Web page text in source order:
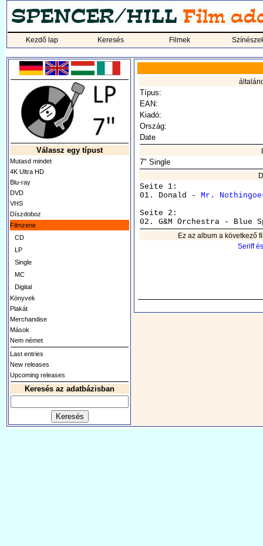
Kezdő lap Keresés Filmek
Válassz egy típust
Mutasd mindet
4K Ultra HD
Blu-ray
DVD
VHS
Díszdoboz
Filmzene
CD
LP
Single
MC
Digital
Könyvek
Plakát
Merchandise
Mások
Nem német
Last entries
New releases
Upcoming releases
Keresés az adatbázisban
Típus:
EAN:
Kiadó:
Ország:
Date
7" Single
Seite 1:
01. Donald - Mr.
Seite 2:
Ez az album a következő
Seriff